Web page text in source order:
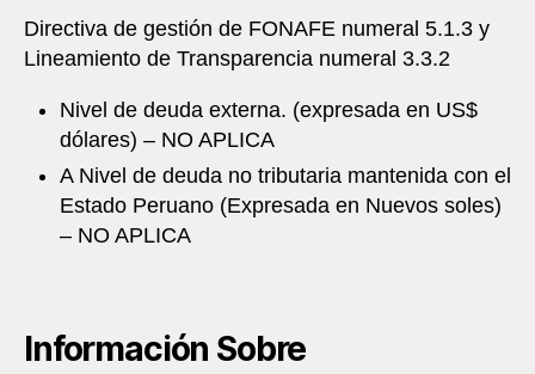
Directiva de gestión de FONAFE numeral 5.1.3 y
Lineamiento de Transparencia numeral 3.3.2
Nivel de deuda externa. (expresada en US$
dólares) – NO APLICA
A Nivel de deuda no tributaria mantenida con el
Estado Peruano (Expresada en Nuevos soles)
– NO APLICA
Información Sobre